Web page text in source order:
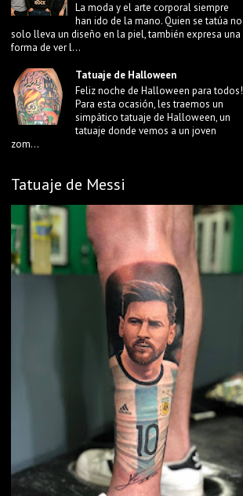
La moda y el arte corporal siempre
han ido de la mano. Quien se tatúa no
solo lleva un diseño en la piel, también expresa una
forma de ver l...
Tatuaje de Halloween
Feliz noche de Halloween para todos!
Para esta ocasión, les traemos un
simpático tatuaje de Halloween, un
tatuaje donde vemos a un joven
zom...
Tatuaje de Messi